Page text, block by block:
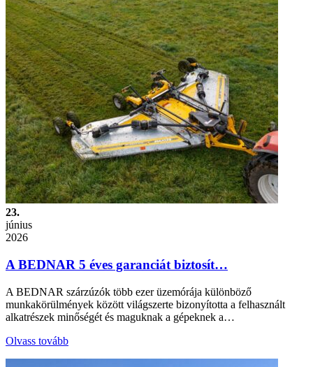
23.
június
2026
A BEDNAR 5 éves garanciát biztosít…
A BEDNAR szárzúzók több ezer üzemórája különböző
munkakörülmények között világszerte bizonyította a felhasznált
alkatrészek minőségét és maguknak a gépeknek a…
Olvass tovább